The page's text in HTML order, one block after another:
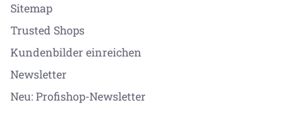
Sitemap
Trusted Shops
Kundenbilder einreichen
Newsletter
Neu: Profishop-Newsletter